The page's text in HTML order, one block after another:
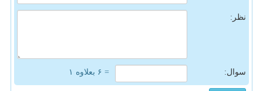
نظر:
سوال: = ۶ بعلاوه ۱